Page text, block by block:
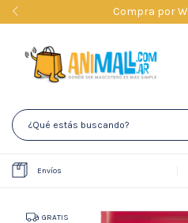
Compra por
Envíos
GRATIS